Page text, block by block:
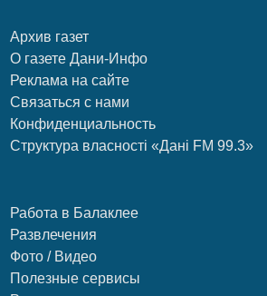
Архив газет
О газете Дани-Инфо
Реклама на сайте
Связаться с нами
Конфиденциальность
Структура власності «Дані FM 99.3»
Работа в Балаклее
Развлечения
Фото / Видео
Полезные сервисы